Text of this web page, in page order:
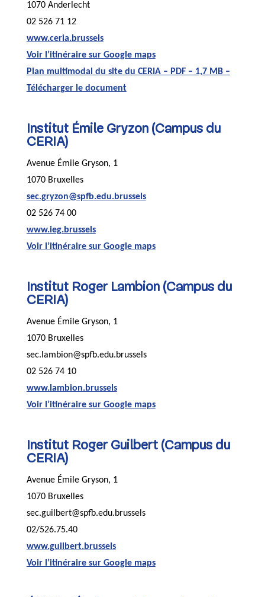
1070 Anderlecht
02 526 71 12
www.ceria.brussels
Voir l’itinéraire sur Google maps
Plan multimodal du site du CERIA – PDF – 1,7 MB –
Télécharger le document
Institut Émile Gryzon (Campus du
CERIA)
Avenue Émile Gryson, 1
1070 Bruxelles
sec.gryzon@spfb.edu.brussels
02 526 74 00
www.ieg.brussels
Voir l’itinéraire sur Google maps
Institut Roger Lambion (Campus du
CERIA)
Avenue Émile Gryson, 1
1070 Bruxelles
sec.lambion@spfb.edu.brussels
02 526 74 10
www.lambion.brussels
Voir l’itinéraire sur Google maps
Institut Roger Guilbert (Campus du
CERIA)
Avenue Émile Gryson, 1
1070 Bruxelles
sec.guilbert@spfb.edu.brussels
02/526.75.40
www.guilbert.brussels
Voir l’itinéraire sur Google maps